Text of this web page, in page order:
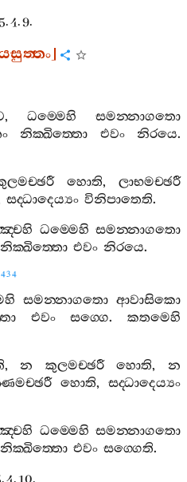
4. 9.
]
, ධම‍්මෙහි
සමන‍්නාගතො
නික‍්ඛිත‍්තො එවං නිරයෙ.
හොති, ලාභමච‍්ඡරී
සද‍්ධාදෙය්‍යං විනිපාතෙති.
ධම‍්මෙහි සමන‍්නාගතො
නික‍්ඛිත‍්තො එවං නිරයෙ.
434
සමන‍්නාගතො ආවාසිකො
එවං සග‍්ගෙ.කතමෙහි
,න කුලමච‍්ඡරී හොති, න
හොති, සද‍්ධාදෙය්‍යං
ධම‍්මෙහි සමන‍්නාගතො
නික‍්ඛිත‍්තො එවං සග‍්ගෙති.